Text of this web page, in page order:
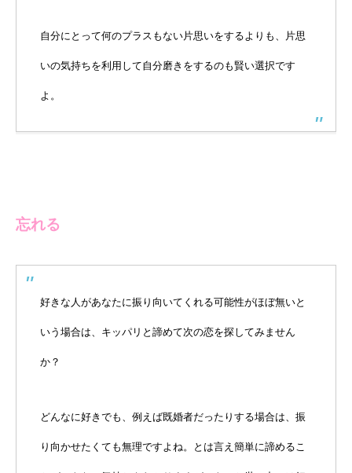
自分にとって何のプラスもない片思いをするよりも、片思
いの気持ちを利用して自分磨きをするのも賢い選択です
よ。
忘れる
好きな人があなたに振り向いてくれる可能性がほぼ無いと
いう場合は、キッパリと諦めて次の恋を探してみません
か？
どんなに好きでも、例えば既婚者だったりする場合は、振
り向かせたくても無理ですよね。とは言え簡単に諦めるこ